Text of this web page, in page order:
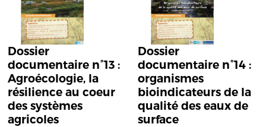
Dossier
documentaire n°13 :
Agroécologie, la
résilience au coeur
des systèmes
agricoles
Dossier
documentaire n°14 :
organismes
bioindicateurs de la
qualité des eaux de
surface